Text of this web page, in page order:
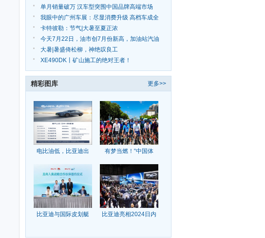
帮扶包
单月销量破万 汉车型突围中国品牌高端市场
我眼中的广州车展：尽显消费升级 高档车成全
场焦点
卡特彼勒：节气|大暑至夏正浓
今天7月22日，油市创7月份新高，加油站汽油
油价调整迎
大暑|暑盛倚松柳，神绝叹良工
XE490DK丨矿山施工的绝对王者！
更多>>
精彩图库
电比油低，比亚迪出 有梦当燃！“中国体
比亚迪与国际皮划艇 比亚迪亮相2024日内